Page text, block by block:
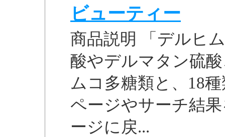
ビューティー
商品説明 「デルヒ
酸やデルマタン硫
ムコ多糖類と、18
ページやサーチ結
ージに戻...